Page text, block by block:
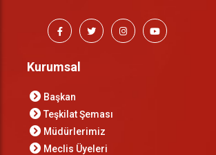
Kurumsal
Başkan
Teşkilat Şeması
Müdürlerimiz
Meclis Üyeleri